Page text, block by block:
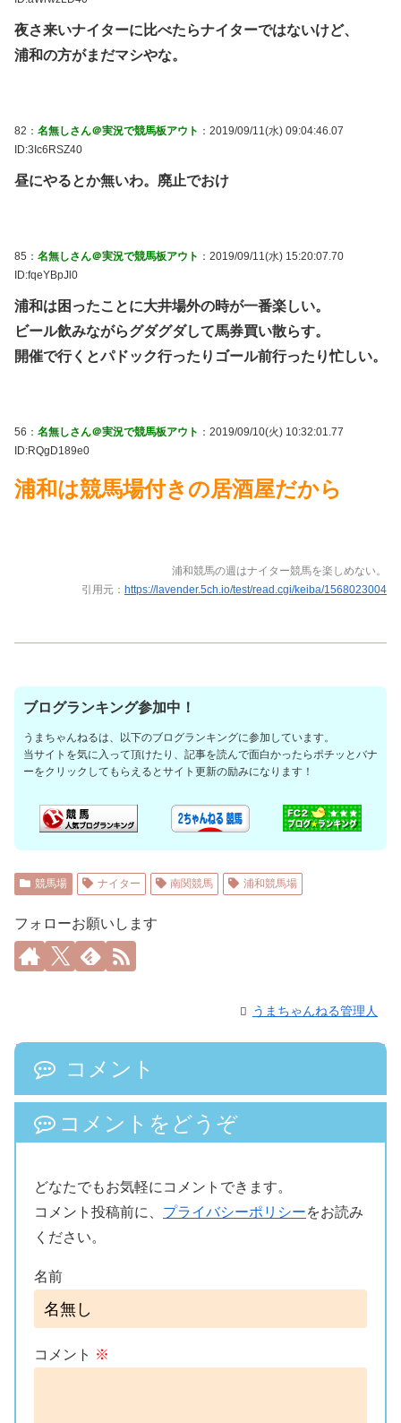
夜さ来いナイターに比べたらナイターではないけど、
浦和の方がまだマシやな。
82： 名無しさん＠実況で競馬板アウト ：2019/09/11(水) 09:04:46.07
ID:3Ic6RSZ40
昼にやるとか無いわ。廃止でおけ
85： 名無しさん＠実況で競馬板アウト ：2019/09/11(水) 15:20:07.70
ID:fqeYBpJl0
浦和は困ったことに大井場外の時が一番楽しい。
ビール飲みながらグダグダして馬券買い散らす。
開催で行くとパドック行ったりゴール前行ったり忙しい。
56： 名無しさん＠実況で競馬板アウト ：2019/09/10(火) 10:32:01.77
ID:RQgD189e0
浦和は競馬場付きの居酒屋だから
浦和競馬の週はナイター競馬を楽しめない。
引用元： https://lavender.5ch.io/test/read.cgi/keiba/1568023004
ブログランキング参加中！
うまちゃんねるは、以下のブログランキングに参加しています。
当サイトを気に入って頂けたり、記事を読んで面白かったらポチッとバナ
ーをクリックしてもらえるとサイト更新の励みになります！
競馬場 ナイター 南関競馬 浦和競馬場
フォローお願いします
うまちゃんねる管理人
コメント
コメントをどうぞ
どなたでもお気軽にコメントできます。
コメント投稿前に、 プライバシーポリシーをお読み
ください。
名前
コメント ※